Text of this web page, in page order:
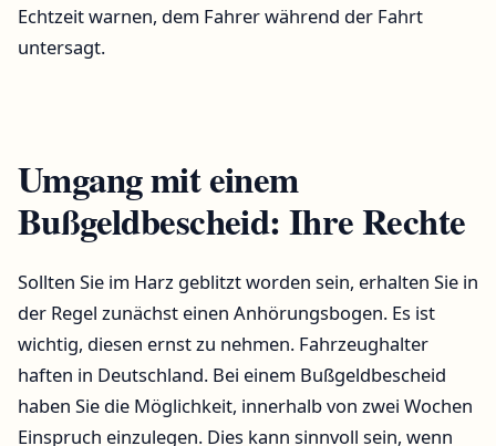
Echtzeit warnen, dem Fahrer während der Fahrt
untersagt.
Umgang mit einem
Bußgeldbescheid: Ihre Rechte
Sollten Sie im Harz geblitzt worden sein, erhalten Sie in
der Regel zunächst einen Anhörungsbogen. Es ist
wichtig, diesen ernst zu nehmen. Fahrzeughalter
haften in Deutschland. Bei einem Bußgeldbescheid
haben Sie die Möglichkeit, innerhalb von zwei Wochen
Einspruch einzulegen. Dies kann sinnvoll sein, wenn